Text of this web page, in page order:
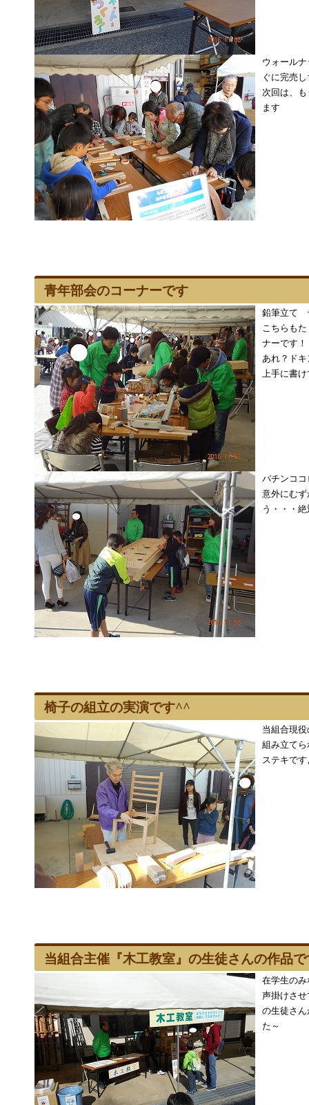
ウォール
ぐに完売
次回は、
ます
青年部会のコーナーです
鉛筆立て
こちらも
ナーです！
あれ？ド
上手に書
パチンココ
意外にむ
う・・・
椅子の組立の実演です^^
当組合現
組み立て
ステキで
当組合主催『木工教室』の生徒さんの作品
在学生の
声掛けさ
の生徒さ
た～